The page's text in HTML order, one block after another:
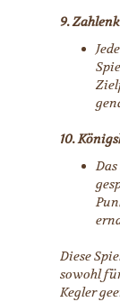
9.
10.
Diese
sowohl
Kegler